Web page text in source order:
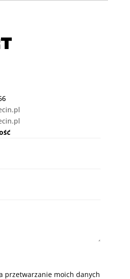
przetwarzanie moich danych